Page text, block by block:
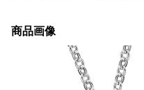
商品画像